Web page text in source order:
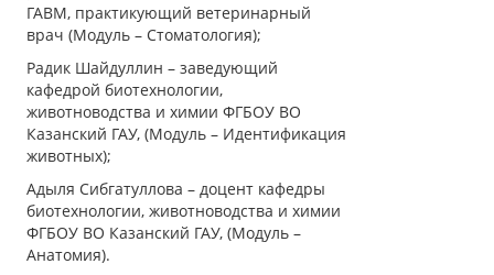
ГАВМ, практикующий ветеринарный
врач (Модуль – Стоматология);
Радик Шайдуллин – заведующий
кафедрой биотехнологии,
животноводства и химии ФГБОУ ВО
Казанский ГАУ, (Модуль – Идентификация
животных);
Адыля Сибгатуллова – доцент кафедры
биотехнологии, животноводства и химии
ФГБОУ ВО Казанский ГАУ, (Модуль –
Анатомия).